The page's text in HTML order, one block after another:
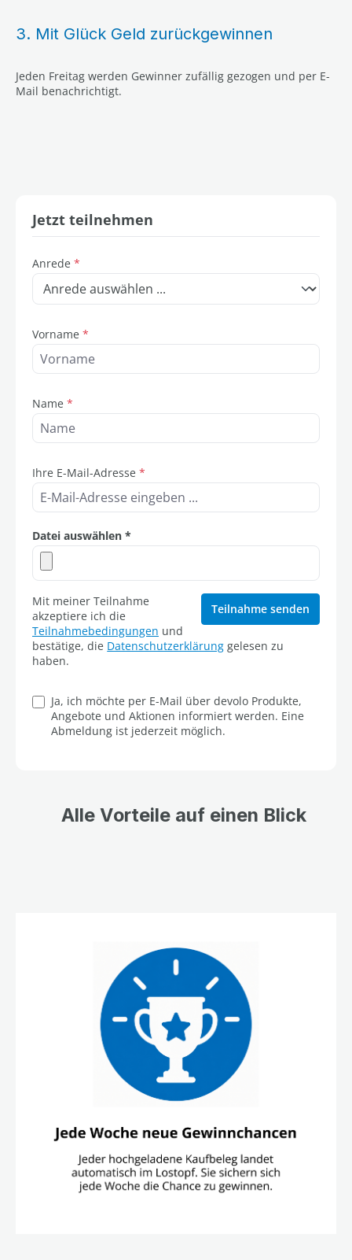
3. Mit Glück Geld zurückgewinnen
Jeden Freitag werden Gewinner zufällig gezogen und per E-
Mail benachrichtigt.
Jetzt teilnehmen
Anrede *
Vorname *
Name *
Ihre E-Mail-Adresse *
Datei auswählen *
Teilnahme senden
Mit meiner Teilnahme
akzeptiere ich die
Teilnahmebedingungen und
bestätige, die Datenschutzerklärung gelesen zu
haben.
Ja, ich möchte per E-Mail über devolo Produkte,
Angebote und Aktionen informiert werden. Eine
Abmeldung ist jederzeit möglich.
Alle Vorteile auf einen Blick